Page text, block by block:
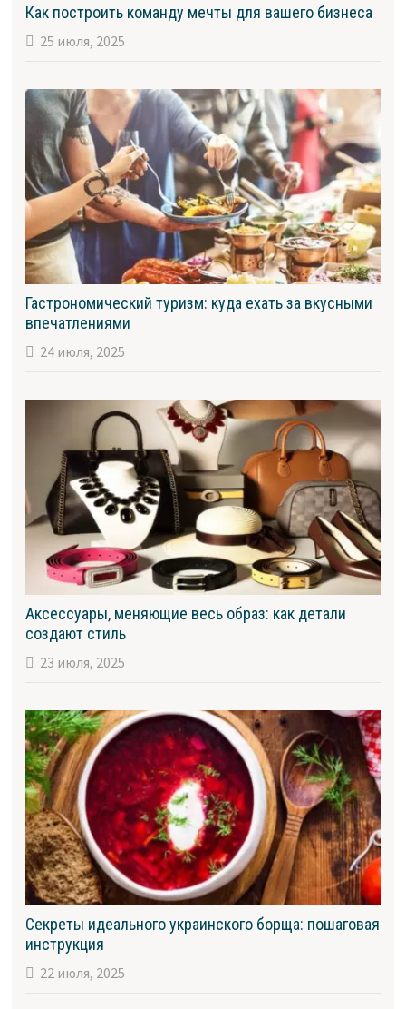
Как построить команду мечты для вашего бизнеса
25 июля, 2025
Гастрономический туризм: куда ехать за вкусными
впечатлениями
24 июля, 2025
Аксессуары, меняющие весь образ: как детали
создают стиль
23 июля, 2025
Секреты идеального украинского борща: пошаговая
инструкция
22 июля, 2025